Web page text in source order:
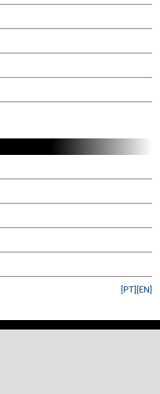
[EN]
[PT]